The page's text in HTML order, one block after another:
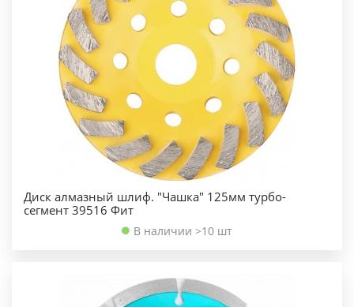
Диск алмазный шлиф. "Чашка" 125мм турбо-
сегмент 39516 Фит
В наличии >10 шт